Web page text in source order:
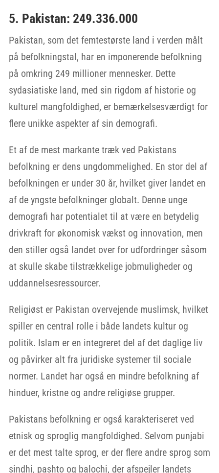
5. Pakistan: 249.336.000
Pakistan, som det femtestørste land i verden målt
på befolkningstal, har en imponerende befolkning
på omkring 249 millioner mennesker. Dette
sydasiatiske land, med sin rigdom af historie og
kulturel mangfoldighed, er bemærkelsesværdigt for
flere unikke aspekter af sin demografi.
Et af de mest markante træk ved Pakistans
befolkning er dens ungdommelighed. En stor del af
befolkningen er under 30 år, hvilket giver landet en
af de yngste befolkninger globalt. Denne unge
demografi har potentialet til at være en betydelig
drivkraft for økonomisk vækst og innovation, men
den stiller også landet over for udfordringer såsom
at skulle skabe tilstrækkelige jobmuligheder og
uddannelsesressourcer.
Religiøst er Pakistan overvejende muslimsk, hvilket
spiller en central rolle i både landets kultur og
politik. Islam er en integreret del af det daglige liv
og påvirker alt fra juridiske systemer til sociale
normer. Landet har også en mindre befolkning af
hinduer, kristne og andre religiøse grupper.
Pakistans befolkning er også karakteriseret ved
etnisk og sproglig mangfoldighed. Selvom punjabi
er det mest talte sprog, er der flere andre sprog som
sindhi, pashto og balochi, der afspejler landets